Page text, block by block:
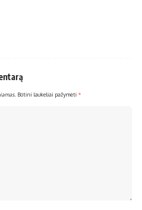
Būtini laukeliai pažymėti *